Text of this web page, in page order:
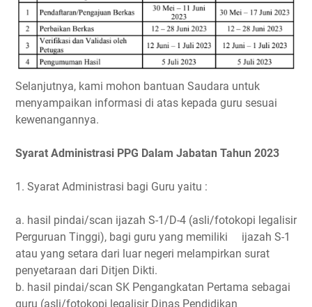
Selanjutnya, kami mohon bantuan Saudara untuk
menyampaikan informasi di atas kepada guru sesuai
kewenangannya.
Syarat Administrasi PPG Dalam Jabatan Tahun 2023
1. Syarat Administrasi bagi Guru yaitu :
a. hasil pindai/scan ijazah S-1/D-4 (asli/fotokopi legalisir
Perguruan Tinggi), bagi guru yang memiliki
ijazah S-1
atau yang setara dari luar negeri melampirkan surat
penyetaraan dari Ditjen Dikti.
b. hasil pindai/scan SK Pengangkatan Pertama sebagai
guru (asli/fotokopi legalisir Dinas Pendidikan